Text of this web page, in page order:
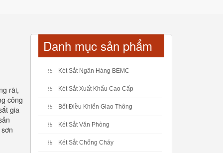
rãi,
công
gia
Danh mục sản phẩm
Két Sắt Ngân Hàng BEMC
Két Sắt Xuất Khẩu Cao Cấp
Bốt Điều Khiển Giao Thông
Két Sắt Văn Phòng
Két Sắt Chống Cháy